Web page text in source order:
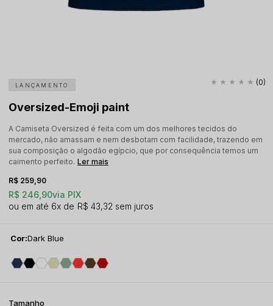
LANÇAMENTO
Oversized-Emoji paint
A Camiseta Oversized é feita com um dos melhores tecidos do
mercado, não amassam e nem desbotam com facilidade, trazendo em
sua composição o algodão egípcio, que por consequência temos um
caimento perfeito. Ler mais
(0)
R$ 246,90via PIX
R$ 259,90
6x R$ 43,32 sem juros
Cor:Dark Blue
Tamanho